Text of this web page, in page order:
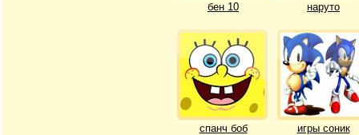
бен 10 наруто
спанч боб игры соник